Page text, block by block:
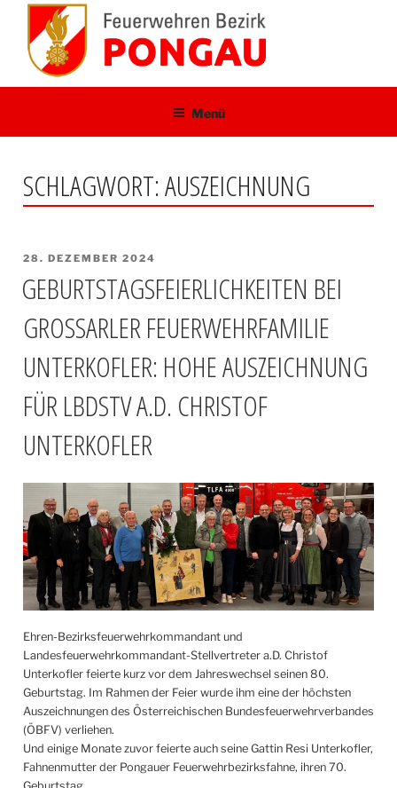
springen
Menü
SCHLAGWORT:AUSZEICHNUNG
VERÖFFENTLICHT
28. DEZEMBER 2024
GEBURTSTAGSFEIERLICHKEITEN BEI
GROSSARLER FEUERWEHRFAMILIE U
NTERKOFLER: HOHE AUSZEICHNUNG F
ÜR LBDSTV A.D. CHRISTOF U
NTERKOFLER
Ehren-Bezirksfeuerwehrkommandant und
Landesfeuerwehrkommandant-Stellvertreter a.D. Christof
Unterkofler feierte kurz vor dem Jahreswechsel seinen 80.
Geburtstag. Im Rahmen der Feier wurde ihm eine der höchsten
Auszeichnungen des Österreichischen Bundesfeuerwehrverbandes
(ÖBFV) verliehen.
Und einige Monate zuvor feierte auch seine Gattin Resi Unterkofler,
Fahnenmutter der Pongauer Feuerwehrbezirksfahne, ihren 70.